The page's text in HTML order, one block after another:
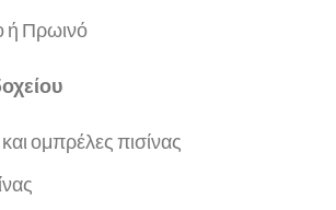
ή Πρωινό
ομπρέλες πισίνας